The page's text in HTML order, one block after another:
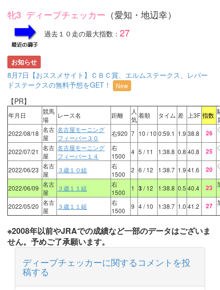
牝3 ディープチェッカー （愛知・地辺幸）
過去１０走の最大指数： 27
お知らせ
8月7日【おススメサイト】ＣＢＣ賞、エルムステークス、レパー
ドステークスの無料予想をGET！
New
【PR】
年月日
競馬
場
レース名 距離
人
気
着順 タイム 差 上3F 指数
2022/08/18 名古
屋
名古屋モーニング
フィーバー３０
右920 7 10 / 10 0:59.1 1.9 38.8 26
2022/07/21 名古
屋
名古屋モーニング
フィーバー１４
右
1500
4 5 / 11 1:38.8 0.8 40.8 25
2022/06/23 名古
屋
３歳１０組
右
1500
2 6 / 12 1:38.7 1.9 41.6 20
2022/06/09 名古
屋
３歳１１組
右
1500
1 3/ 12 1:38.8 0.5 40.4 23
2022/05/20 名古
屋
３歳１１組
右
1500
9 4/ 10 1:38.7 1.0 41.2 27
※2008年以前やJRAでの成績など一部のデータはございま
せん。予めご了承願います。
ディープチェッカーに関するコメントを投
稿する